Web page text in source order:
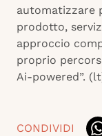
automatizzare
prodotto,
approccio
proprio
Ai-powered”.
CONDIVIDI